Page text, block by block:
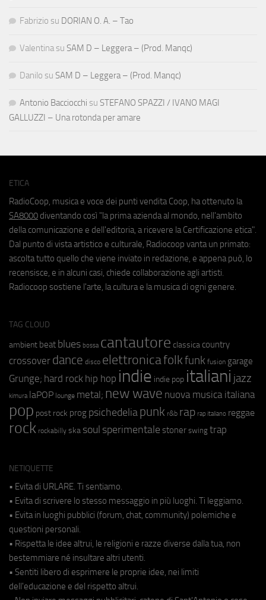
Fabrizio su DORIAN O. A. – Tao
Valentina su SAM D – Leggera – (Prod. Manqc)
Danilo su SAM D – Leggera – (Prod. Manqc)
Antonio Bacciocchi su STEFANO SPAZZI / IVANO MAGI
GALLUZZI – Una rotonda per amare
ETICA
RadioCoop, musica e voce dei punti vendita Coop, ha ottenuto la
SA8000 diventando così "la prima azienda al mondo, nell'ambito
della comunicazione e dell'editoria, a ricevere la Certificazione etica".
Dal punto di vista artistico e culturale, Radiocoop vanta un primato:
ascolta tutto quello che viene inviato in redazione, e appena può, lo
recensisce, e in alcuni casi, chiede collaborazione agli artisti.
Radiocoop sostiene l'arte, la cultura e la musica di ogni genere.
TAG CLOUD
ambient beat blues bossa cantautore classica country
crossover dance disco elettronicafolkfunk fusion garage
Grunge; hard rock hip hop indie indie pop italiani jazz
kimura laPOP lounge metal; new wave nuova musica italiana
pop post rock prog psichedeliapunk r&b rap rap italiano reggae
rock rockabilly ska soul sperimentale stoner swing trap
NETIQUETTE
• Evita di URLARE. Ti sentiamo.
• Evita di scrivere lo stesso messaggio in più luoghi. Ti leggiamo.
• Evita in luoghi pubblici (forum, chat, community) polemiche e
questioni personali.
• Rispetta le idee altrui, le religioni e razze diverse dalla tua, non
bestemmiare né insultare altri utenti.
• Sentiti libero di esprimere le proprie idee, nei limiti
dell'educazione e del rispetto altrui.